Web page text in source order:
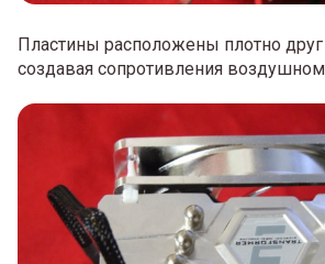
Пластины расположены плотно друг
создавая сопротивления